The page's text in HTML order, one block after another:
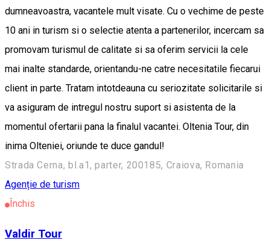
dumneavoastra, vacantele mult visate. Cu o vechime de peste
10 ani in turism si o selectie atenta a partenerilor, incercam sa
promovam turismul de calitate si sa oferim servicii la cele
mai inalte standarde, orientandu-ne catre necesitatile fiecarui
client in parte. Tratam intotdeauna cu seriozitate solicitarile si
va asiguram de intregul nostru suport si asistenta de la
momentul ofertarii pana la finalul vacantei. Oltenia Tour, din
inima Olteniei, oriunde te duce gandul!
Strada Cerna, bl.a1, parter, 200185, Craiova, Romania
Agenție de turism
Închis
Valdir Tour